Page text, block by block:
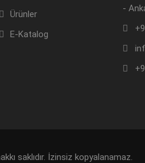
Ürünler
E-Katalog
-
saklıdır. İzinsiz kopyalanamaz.